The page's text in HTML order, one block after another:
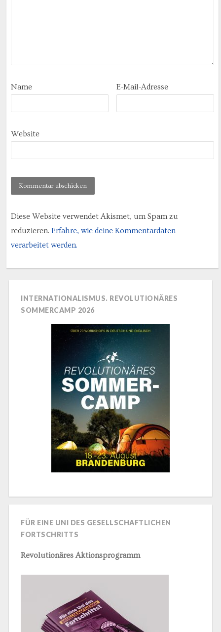
Name E-Mail-Adresse
Website
Diese Website verwendet Akismet, um Spam zu
reduzieren. Erfahre, wie deine Kommentardaten
verarbeitet werden.
INTERNATIONALISMUS. REVOLUTIONÄRES
SOMMERCAMP 2026
FÜR EINE UNI DES GESELLSCHAFTLICHEN
FORTSCHRITTS
Revolutionäres Aktionsprogramm